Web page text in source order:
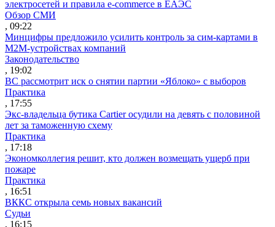
электросетей и правила e-commerce в ЕАЭС
Обзор СМИ
, 09:22
Минцифры предложило усилить контроль за сим-картами в
M2M-устройствах компаний
Законодательство
, 19:02
ВС рассмотрит иск о снятии партии «Яблоко» с выборов
Практика
, 17:55
Экс-владельца бутика Cartier осудили на девять с половиной
лет за таможенную схему
Практика
, 17:18
Экономколлегия решит, кто должен возмещать ущерб при
пожаре
Практика
, 16:51
ВККС открыла семь новых вакансий
Судьи
, 16:15